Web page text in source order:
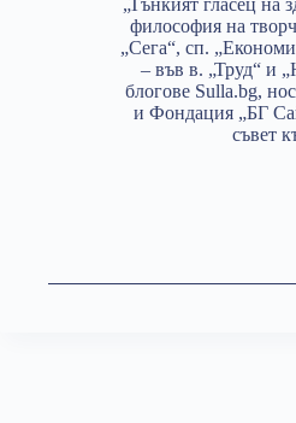
„Тънкият гласец на
философия на
„Сега“, сп.
– във в. „Труд“ и
блогове Sulla.bg,
и Фондация „БГ
съвет